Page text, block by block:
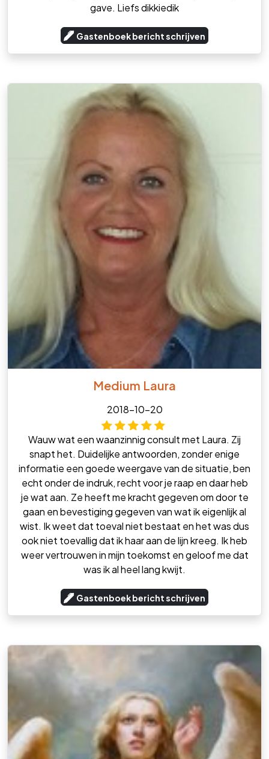
gave. Liefs dikkiedik
Gastenboek bericht schrijven
Medium Laura
2018-10-20
Wauw wat een waanzinnig consult met Laura. Zij
snapt het. Duidelijke antwoorden, zonder enige
informatie een goede weergave van de situatie, ben
echt onder de indruk, recht voor je raap en daar heb
je wat aan. Ze heeft me kracht gegeven om door te
gaan en bevestiging gegeven van wat ik eigenlijk al
wist. Ik weet dat toeval niet bestaat en het was dus
ook niet toevallig dat ik haar aan de lijn kreeg. Ik heb
weer vertrouwen in mijn toekomst en geloof me dat
was ik al heel lang kwijt.
Gastenboek bericht schrijven